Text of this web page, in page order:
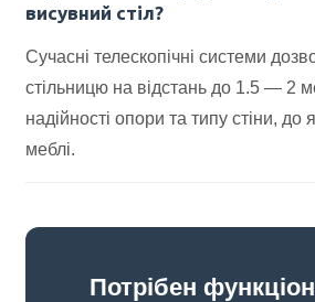
висувний стіл?
Сучасні телескопічні системи
стільницю на відстань до 1.5 — 2
надійності опори та типу стіни, до
меблі.
Потрібен